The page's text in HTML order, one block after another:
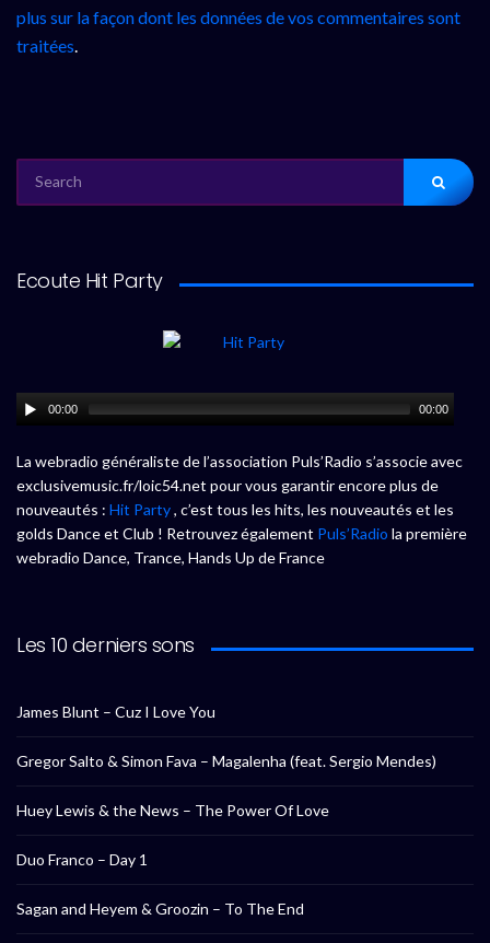
plus sur la façon dont les données de vos commentaires sont
traitées.
FOR:
Ecoute Hit Party
00:00 00:00
La webradio généraliste de l’association Puls’Radio s’associe avec
exclusivemusic.fr/loic54.net pour vous garantir encore plus de
nouveautés : Hit Party, c’est tous les hits, les nouveautés et les
golds Dance et Club ! Retrouvez également Puls’Radio la première
webradio Dance, Trance, Hands Up de France
Les 10 derniers sons
James Blunt – Cuz I Love You
Gregor Salto & Simon Fava – Magalenha (feat. Sergio Mendes)
Huey Lewis & the News – The Power Of Love
Duo Franco – Day 1
Sagan and Heyem & Groozin – To The End